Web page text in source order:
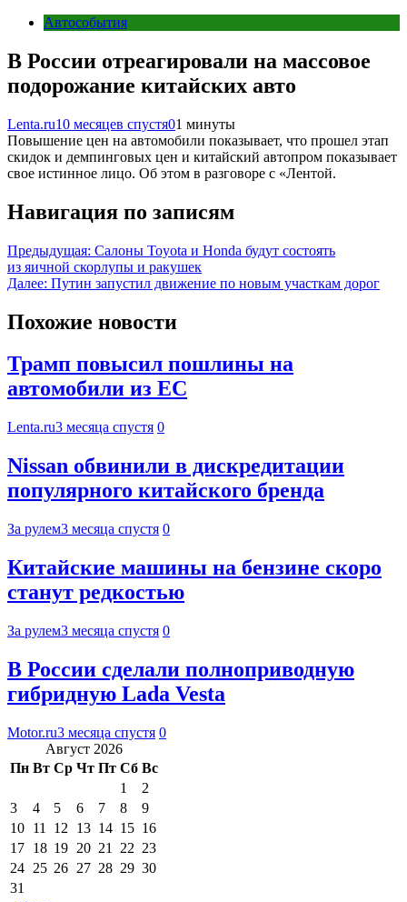
Автособытия
В России отреагировали на массовое
подорожание китайских авто
Lenta.ru10 месяцев спустя01 минуты
Повышение цен на автомобили показывает, что прошел этап
скидок и демпинговых цен и китайский автопром показывает
свое истинное лицо. Об этом в разговоре с «Лентой.
Навигация по записям
Предыдущая: Салоны Toyota и Honda будут состоять
из яичной скорлупы и ракушек
Далее: Путин запустил движение по новым участкам дорог
Похожие новости
Трамп повысил пошлины на
автомобили из ЕС
Lenta.ru3 месяца спустя 0
Nissan обвинили в дискредитации
популярного китайского бренда
За рулем3 месяца спустя 0
Китайские машины на бензине скоро
станут редкостью
За рулем3 месяца спустя 0
В России сделали полноприводную
гибридную Lada Vesta
Motor.ru3 месяца спустя 0
Август 2026
Пн Вт Ср Чт Пт Сб Вс
1
2
3
4 5 6 7 8
9
10 11 12 13 14 15 16
17 18 19 20 21 22 23
24 25 26 27 28 29 30
31